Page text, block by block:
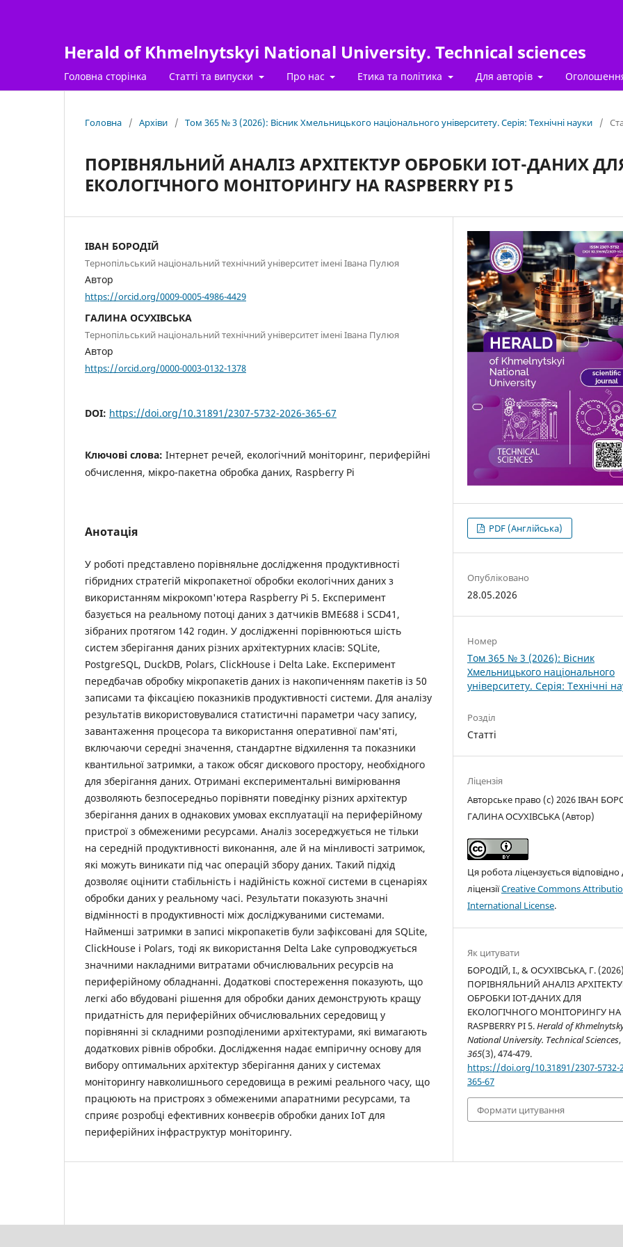
Herald of Khmelnytskyi National University. Technical sciences
Головна сторінка Статті та випуски Про нас Етика та політика Для авторів
Головна / Архіви / Том 365 № 3 (2026): Вісник Хмельницького національного університету. Серія: Технічні науки /
ПОРІВНЯЛЬНИЙ АНАЛІЗ АРХІТЕКТУР ОБРОБКИ IOT-ДАНИХ
ЕКОЛОГІЧНОГО МОНІТОРИНГУ НА RASPBERRY PI 5
ІВАН БОРОДІЙ
Тернопільський національний технічний університет імені Івана Пулюя
Автор
https://orcid.org/0009-0005-4986-4429
ГАЛИНА ОСУХІВСЬКА
Тернопільський національний технічний університет імені Івана Пулюя
Автор
https://orcid.org/0000-0003-0132-1378
DOI: https://doi.org/10.31891/2307-5732-2026-365-67
Ключові слова: Інтернет речей, екологічний моніторинг, периферійні
обчислення, мікро-пакетна обробка даних, Raspberry Pi
Анотація
У роботі представлено порівняльне дослідження продуктивності
гібридних стратегій мікропакетної обробки екологічних даних з
використанням мікрокомп'ютера Raspberry Pi 5. Експеримент
базується на реальному потоці даних з датчиків BME688 і SCD41,
зібраних протягом 142 годин. У дослідженні порівнюються шість
систем зберігання даних різних архітектурних класів: SQLite,
PostgreSQL, DuckDB, Polars, ClickHouse і Delta Lake. Експеримент
передбачав обробку мікропакетів даних із накопиченням пакетів із 50
записами та фіксацією показників продуктивності системи. Для аналізу
результатів використовувалися статистичні параметри часу запису,
завантаження процесора та використання оперативної пам'яті,
включаючи середні значення, стандартне відхилення та показники
квантильної затримки, а також обсяг дискового простору, необхідного
для зберігання даних. Отримані експериментальні вимірювання
дозволяють безпосередньо порівняти поведінку різних архітектур
зберігання даних в однакових умовах експлуатації на периферійному
пристрої з обмеженими ресурсами. Аналіз зосереджується не тільки
на середній продуктивності виконання, але й на мінливості затримок,
які можуть виникати під час операцій збору даних. Такий підхід
дозволяє оцінити стабільність і надійність кожної системи в сценаріях
обробки даних у реальному часі. Результати показують значні
відмінності в продуктивності між досліджуваними системами.
Найменші затримки в записі мікропакетів були зафіксовані для SQLite,
ClickHouse і Polars, тоді як використання Delta Lake супроводжується
значними накладними витратами обчислювальних ресурсів на
периферійному обладнанні. Додаткові спостереження показують, що
легкі або вбудовані рішення для обробки даних демонструють кращу
придатність для периферійних обчислювальних середовищ у
порівнянні зі складними розподіленими архітектурами, які вимагають
додаткових рівнів обробки. Дослідження надає емпіричну основу для
вибору оптимальних архітектур зберігання даних у системах
моніторингу навколишнього середовища в режимі реального часу, що
працюють на пристроях з обмеженими апаратними ресурсами, та
сприяє розробці ефективних конвеєрів обробки даних IoT для
периферійних інфраструктур моніторингу.
PDF (Англійська)
Опубліковано
28.05.2026
Номер
Том 365 № 3 (2026): Вісник
Хмельницького національного
університету. Серія: Технічні
Розділ
Статті
Ліцензія
Авторське право (c) 2026 ІВАН
ГАЛИНА ОСУХІВСЬКА (Автор)
Ця робота ліцензується відповідно
ліцензіїCreative Commons
International License.
Як цитувати
БОРОДІЙ, І., & ОСУХІВСЬКА, Г.
ПОРІВНЯЛЬНИЙ АНАЛІЗ
ОБРОБКИ IOT-ДАНИХ ДЛЯ
ЕКОЛОГІЧНОГО МОНІТОРИНГУ НА
RASPBERRY PI 5.Herald of
National University. Technical Sciences,
365(3), 474-479.
https://doi.org/10.31891/2307-5732-
365-67
Формати цитування